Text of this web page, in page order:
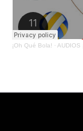
¡Oh Qué Bola! · AUDIOS